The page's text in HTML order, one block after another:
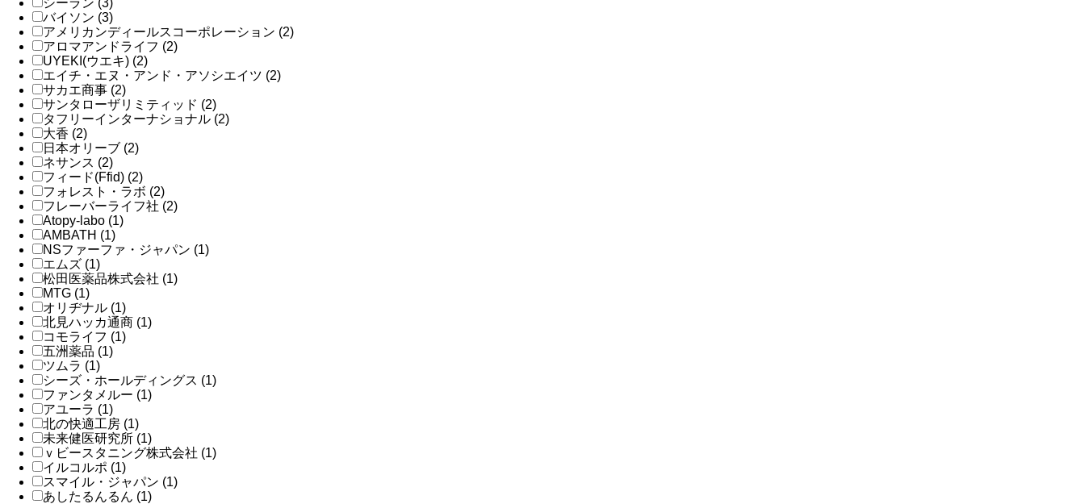
バイソン (3)
アメリカンディールスコーポレーション (2)
アロマアンドライフ (2)
UYEKI(ウエキ) (2)
エイチ・エヌ・アンド・アソシエイツ (2)
サカエ商事 (2)
サンタローザリミティッド (2)
タフリーインターナショナル (2)
大香 (2)
日本オリーブ (2)
ネサンス (2)
フィード(Ffid) (2)
フォレスト・ラボ (2)
フレーバーライフ社 (2)
Atopy-labo (1)
AMBATH (1)
NSファーファ・ジャパン (1)
エムズ (1)
松田医薬品株式会社 (1)
MTG (1)
オリヂナル (1)
北見ハッカ通商 (1)
コモライフ (1)
五洲薬品 (1)
ツムラ (1)
シーズ・ホールディングス (1)
ファンタメルー (1)
アユーラ (1)
北の快適工房 (1)
未来健医研究所 (1)
ｖビースタニング株式会社 (1)
イルコルポ (1)
スマイル・ジャパン (1)
あしたるんるん (1)